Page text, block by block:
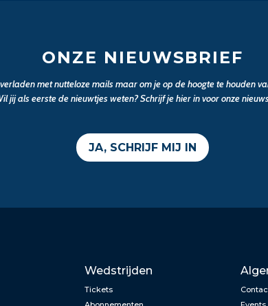
ONZE NIEUWSBRIEF
met nutteloze mails maar om je op de hoogte te houden
jij als eerste de nieuwtjes weten? Schrijf je hier in voor onze
JA, SCHRIJF MIJ IN
Wedstrijden
Tickets